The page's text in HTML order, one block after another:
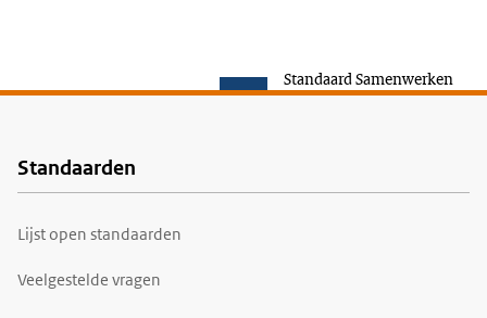
Standaard Samenwerken
Voet
Standaarden
Lijst open standaarden
Veelgestelde vragen